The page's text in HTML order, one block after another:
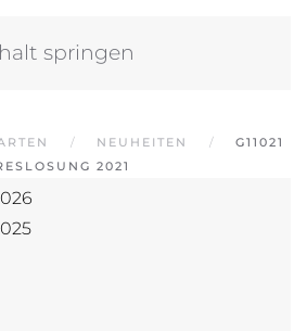
springen
NEUHEITEN
G11021
2021